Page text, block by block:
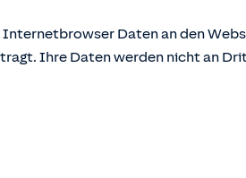
Internetbrowser Daten an den
Ihre Daten werden nicht an